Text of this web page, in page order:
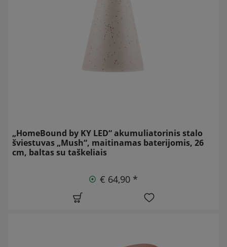
„HomeBound by KY LED“ akumuliatorinis stalo
šviestuvas „Mush“, maitinamas baterijomis, 26
cm, baltas su taškeliais
€ 64,90 *